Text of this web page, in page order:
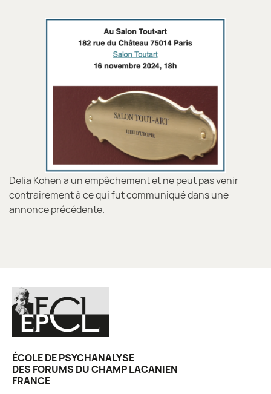
Delia Kohen a un empêchement et ne peut pas venir
contrairement à ce qui fut communiqué dans une
annonce précédente.
ÉCOLE DE PSYCHANALYSE
DES FORUMS DU CHAMP LACANIEN
FRANCE